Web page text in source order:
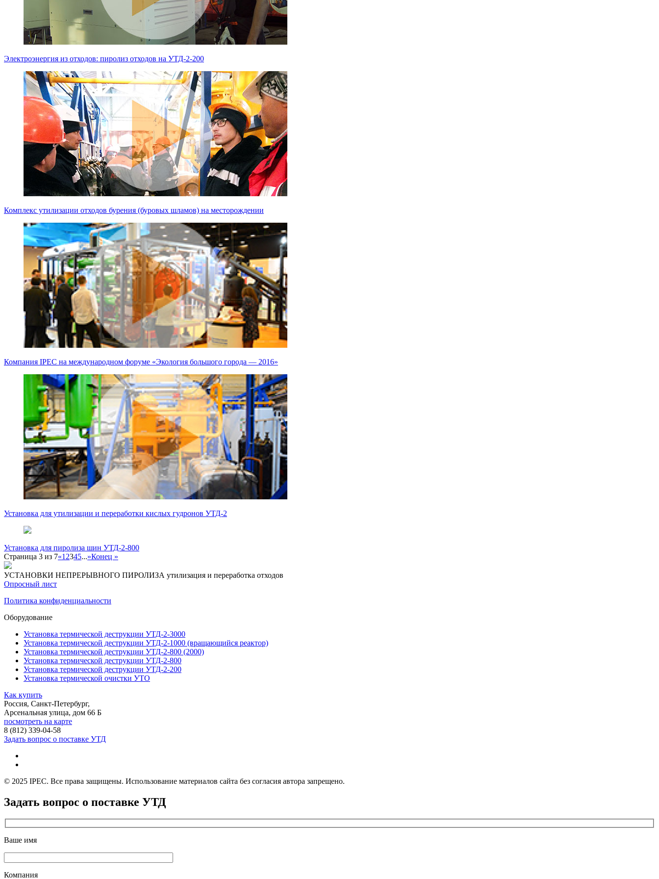
Электроэнергия из отходов: пиролиз отходов на УТД-2-200
Комплекс утилизации отходов бурения (буровых шламов) на месторождении
Компания IPEC на международном форуме «Экология большого города — 2016»
Установка для утилизации и переработки кислых гудронов УТД-2
Установка для пиролиза шин УТД-2-800
Страница 3 из 7«1 2345...»Конец »
УСТАНОВКИ НЕПРЕРЫВНОГО ПИРОЛИЗА утилизация и переработка отходов
Опросный лист
Политика конфиденциальности
Оборудование
Установка термической деструкции УТД-2-3000
Установка термической деструкции УТД-2-1000 (вращающийся реактор)
Установка термической деструкции УТД-2-800 (2000)
Установка термической деструкции УТД-2-800
Установка термической деструкции УТД-2-200
Установка термической очистки УТО
Как купить
Россия, Санкт-Петербург,
Арсенальная улица, дом 66 Б
посмотреть на карте
8 (812) 339-04-58
Задать вопрос о поставке УТД
© 2025 IPEC. Все права защищены. Использование материалов сайта без согласия автора запрещено.
Задать вопрос о поставке УТД
Ваше имя
Компания